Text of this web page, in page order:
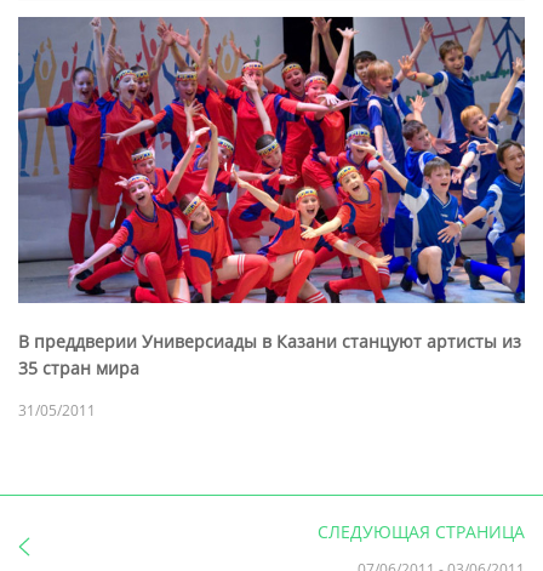
В преддверии Универсиады в Казани станцуют артисты из
35 стран мира
31/05/2011
СЛЕДУЮЩАЯ СТРАНИЦА